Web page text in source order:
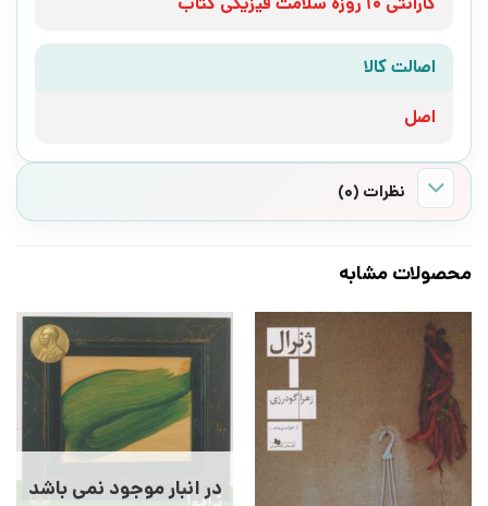
اصالت کالا
اصل
نظرات (0)
محصولات مشابه
در انبار موجود نمی باشد